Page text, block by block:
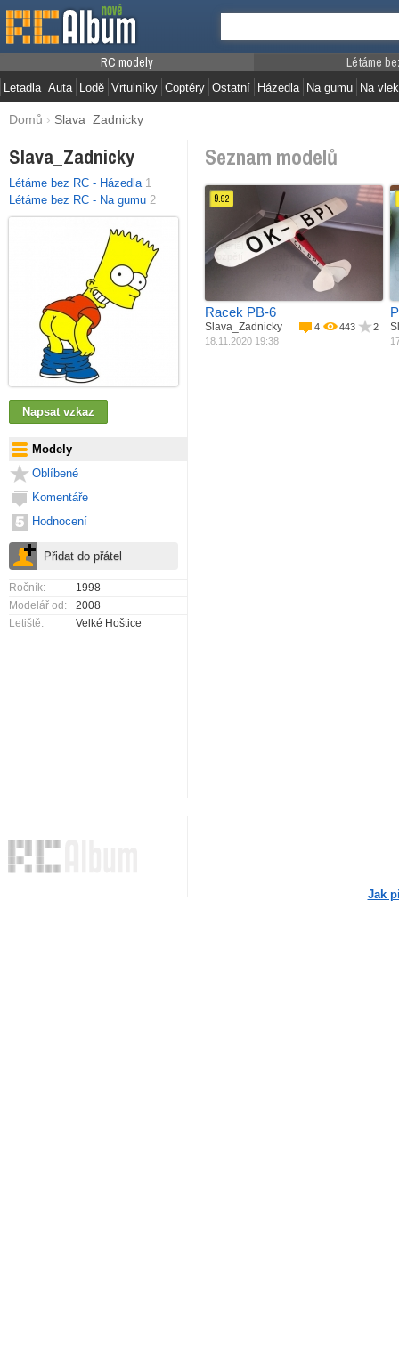
RC modely
Letadla Auta Lodě Vrtulníky Coptéry Ostatní
Létáme
Házedla Na gumu Na vlek
Domů › Slava_Zadnicky
Slava_Zadnicky
Létáme bez RC - Házedla 1
Létáme bez RC - Na gumu 2
Modely
Oblíbené
Komentáře
Hodnocení
Ročník:
1998
Modelář od:
2008
Letiště:
Velké Hoštice
Seznam modelů
Jak postaveno
Podle plánku
Materiál
Balza + potah
Rozpětí
Váha
9.92
Racek PB-6
4 443 2
Slava_Zadnicky
18.11.2020 19:38
Jak